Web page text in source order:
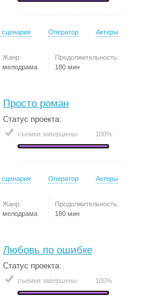
сценария Оператор Актеры
Жанр:
мелодрама
Продолжительность:
180 мин
Просто роман
Статус проекта:
съемки завершены 100%
сценария Оператор Актеры
Жанр:
мелодрама
Продолжительность:
180 мин
Любовь по ошибке
Статус проекта:
съемки завершены 100%